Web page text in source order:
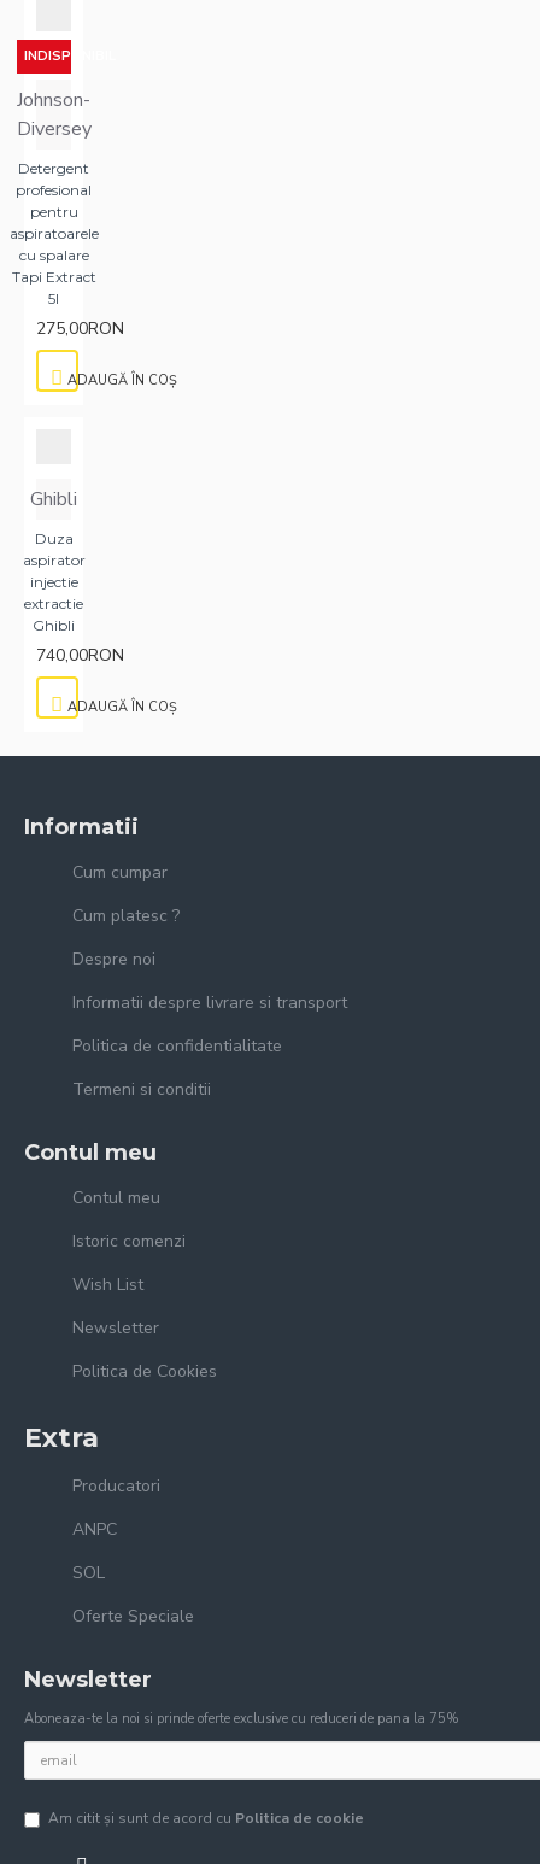
INDISPONIBIL
Johnson-
Diversey
Detergent
profesional
pentru
aspiratoarele
cu spalare
Tapi Extract
5l
275,00RON
ADAUGĂ ÎN COŞ
Ghibli
Duza
aspirator
injectie
extractie
Ghibli
740,00RON
ADAUGĂ ÎN COŞ
Informatii
Cum cumpar
Cum platesc ?
Despre noi
Informatii despre livrare si transport
Politica de confidentialitate
Termeni si conditii
Contul meu
Contul meu
Istoric comenzi
Wish List
Newsletter
Politica de Cookies
Extra
Producatori
ANPC
SOL
Oferte Speciale
Newsletter
Aboneaza-te la noi si prinde oferte exclusive cu reduceri de pana la 75%
Am citit şi sunt de acord cu Politica de cookie